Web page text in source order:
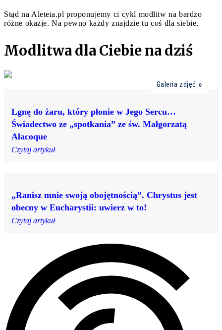
Stąd na Aleteia.pl proponujemy ci cykl modlitw na bardzo
różne okazje. Na pewno każdy znajdzie tu coś dla siebie.
Modlitwa dla Ciebie na dziś
Galeria zdjęć
Lgnę do żaru, który płonie w Jego Sercu…
Świadectwo ze „spotkania” ze św. Małgorzatą
Alacoque
Czytaj artykuł
„Ranisz mnie swoją obojętnością”. Chrystus jest
obecny w Eucharystii: uwierz w to!
Czytaj artykuł